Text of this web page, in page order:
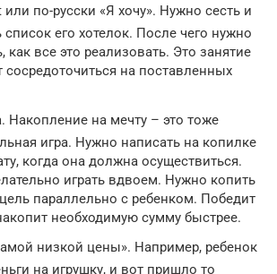
или по-русски «Я хочу». Нужно сесть и
список его хотелок. После чего нужно
как все это реализовать. Это занятие
сосредоточиться на поставленных
Накопление на мечту – это тоже
игра. Нужно написать на копилке
когда она должна осуществиться.
играть вдвоем. Нужно копить
параллельно с ребенком. Победит
необходимую сумму быстрее.
низкой цены». Например, ребенок
на игрушку, и вот пришло то